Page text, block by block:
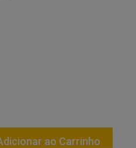
ao Carrinho